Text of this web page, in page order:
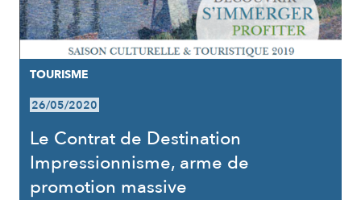
TOURISME
26/05/2020
Le Contrat de Destination
Impressionnisme, arme de
promotion massive